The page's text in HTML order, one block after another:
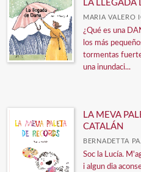
LA LLEGADA
MARIA VALERO
¿Qué es una
los más
tormentas
una inundaci...
LA MEVA
CATALÁN
BERNADETTA
Soc la Lucía.
i algun dia